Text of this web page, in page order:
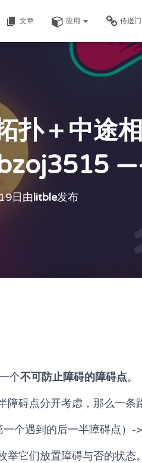
文章 应用 传送门
扑＋中途
日由litble发布
个不可防止障碍的障碍点。
碍点分开考虑，那么一条
个遇到的后一半障碍点）-
举它们放置障碍与否的状态